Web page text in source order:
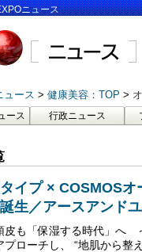
ニュース
ュース 健康美容：TOP
ース 行政ニュース
イプ × COSMOS
生／アースアンド
も「保湿する時代」
プローチし、 “地肌から